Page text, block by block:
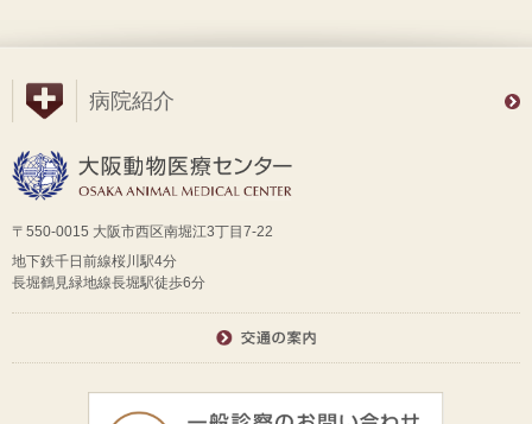
病院紹介
〒550-0015 大阪市西区南堀江3丁目7-22
地下鉄千日前線桜川駅4分
長堀鶴見緑地線長堀駅徒歩6分